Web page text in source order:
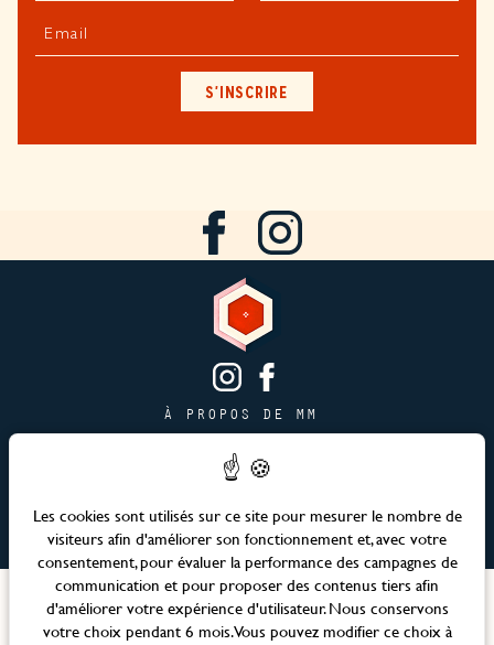
Email
S'INSCRIRE
À PROPOS DE MM
PAGE JOBS
PUBLICITÉ & PARTENARIATS
PLAN DU SITE
Langues
Les cookies sont utilisés sur ce site pour mesurer le nombre de
visiteurs afin d'améliorer son fonctionnement et, avec votre
consentement, pour évaluer la performance des campagnes de
communication et pour proposer des contenus tiers afin
d'améliorer votre expérience d'utilisateur. Nous conservons
votre choix pendant 6 mois. Vous pouvez modifier ce choix à